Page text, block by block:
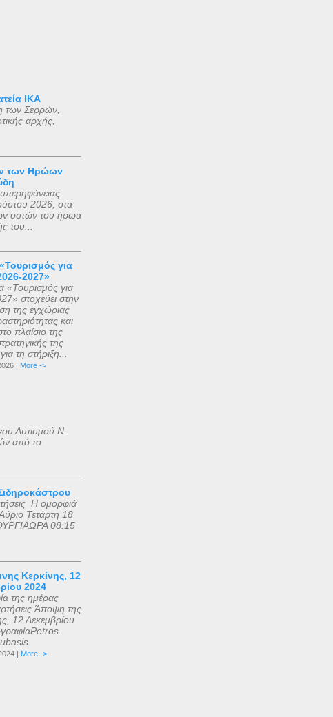
ΙΚΑ
των Σερρών,
αρχής,
των Ηρώων
2026, στα
οστών του ήρωα
του...
για
2027»
για
στοχεύει στην
της εγχώριας
και
πλαίσιο της
της
τη στήριξη...
| More ->
Αυτισμού Ν.
από το
Η ομορφιά
Τετάρτη 18
08:15
Κερκίνης, 12
2024
της ημέρας
Άποψη της
12 Δεκεμβρίου
| More ->